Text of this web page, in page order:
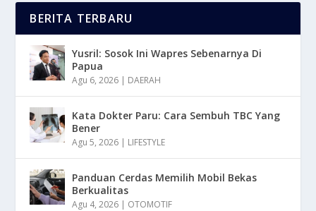
BERITA TERBARU
Yusril: Sosok Ini Wapres Sebenarnya Di
Papua
Agu 6, 2026 | DAERAH
Kata Dokter Paru: Cara Sembuh TBC Yang
Bener
Agu 5, 2026 | LIFESTYLE
Panduan Cerdas Memilih Mobil Bekas
Berkualitas
Agu 4, 2026 | OTOMOTIF